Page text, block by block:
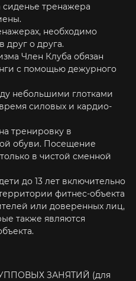
сиденье тренажера
необходимо
друг о друга.
Член Клуба обязан
с помощью дежурного
небольшими глотками
силовых и кардио-
тренировку в
обуви. Посещение
в чистой сменной
до 13 лет включительно
фитнес-объекта
или доверенных лиц,
также являются
ЗАНЯТИЙ (для